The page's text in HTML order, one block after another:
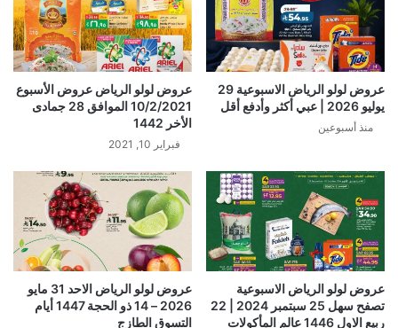
عروض لولو الرياض الاسبوعية 29
يوليو 2026 | عبي أكثر وأدفع أقل
منذ أسبوعين
عروض لولو الرياض عروض الأسبوع
10/2/2021 الموافق 28 جمادى
الأخر 1442
فبراير 10, 2021
عروض لولو الرياض الاسبوعية
تصفح سهل 25 سبتمبر 2024 | 22
ربيع الاول 1446 عالم المأكولات
عروض لولو الرياض الاحد 31 مايو
2026 – 14 ذو الحجة 1447 أيام
التسوق الطازج